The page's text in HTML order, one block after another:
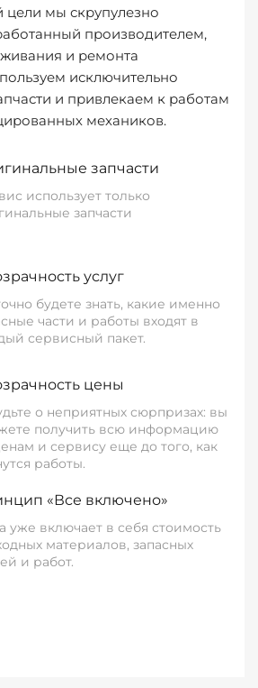
цели мы скрупулезно
производителем,
и ремонта
исключительно
и привлекаем к работам
механиков.
запчасти
использует только
запчасти
услуг
будете знать, какие именно
части и работы входят в
сервисный пакет.
цены
о неприятных сюрпризах: вы
получить всю информацию
и сервису еще до того, как
работы.
«Все включено»
уже включает в себя стоимость
материалов, запасных
и работ.